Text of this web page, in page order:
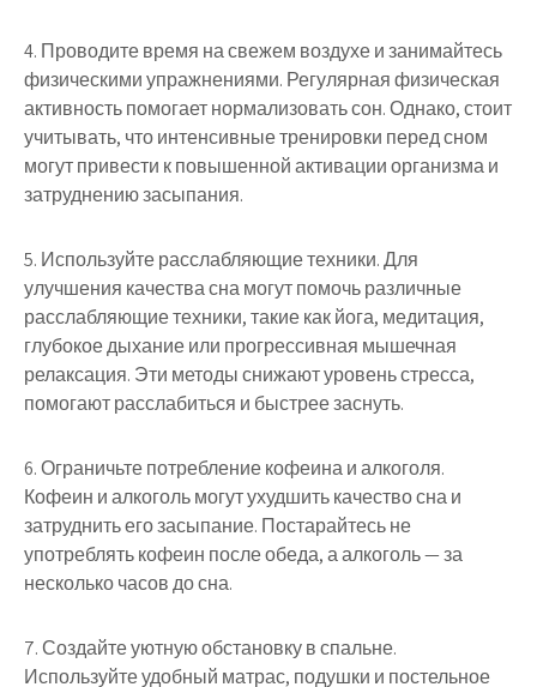
4. Проводите время на свежем воздухе и занимайтесь
физическими упражнениями. Регулярная физическая
активность помогает нормализовать сон. Однако, стоит
учитывать, что интенсивные тренировки перед сном
могут привести к повышенной активации организма и
затруднению засыпания.
5. Используйте расслабляющие техники. Для
улучшения качества сна могут помочь различные
расслабляющие техники, такие как йога, медитация,
глубокое дыхание или прогрессивная мышечная
релаксация. Эти методы снижают уровень стресса,
помогают расслабиться и быстрее заснуть.
6. Ограничьте потребление кофеина и алкоголя.
Кофеин и алкоголь могут ухудшить качество сна и
затруднить его засыпание. Постарайтесь не
употреблять кофеин после обеда, а алкоголь — за
несколько часов до сна.
7. Создайте уютную обстановку в спальне.
Используйте удобный матрас, подушки и постельное